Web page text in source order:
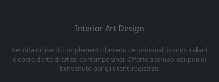
Interior Art Design
Vendita online di complementi d'arredo dei principali brands italiani
e opere d'arte di artisti contemporanei. Offerte a tempo, coupon di
benvenuto per gli utenti registrati.